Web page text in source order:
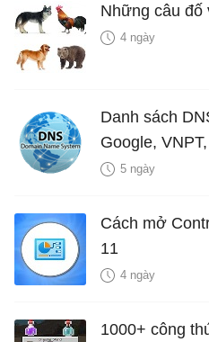
Những câu đố
4 ngày
Danh sách
Google,
5 ngày
Cách mở
11
4 ngày
1000+ công